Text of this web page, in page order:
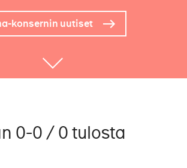
konsernin uutiset
0-0 / 0 tulosta